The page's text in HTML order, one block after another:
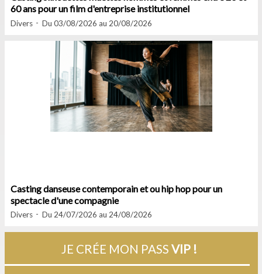
60 ans pour un film d'entreprise institutionnel
Divers Du 03/08/2026 au 20/08/2026
Casting danseuse contemporain et ou hip hop pour un
spectacle d'une compagnie
Divers Du 24/07/2026 au 24/08/2026
JE CRÉE MON PASSVIP !